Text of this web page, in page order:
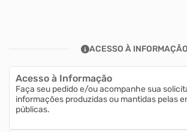
Autoatendimento
Mapa do Site
ACESSO À INFORMAÇÃO
Acesso à Informação
Faça seu pedido e/ou acompanhe sua
informações produzidas ou mantidas pelas
públicas.